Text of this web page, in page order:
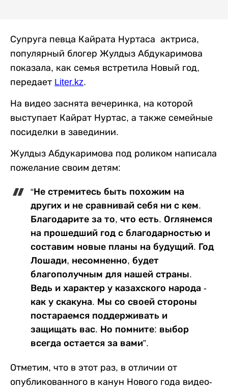
Супруга певца Кайрата Нуртаса актриса,
популярный блогер Жулдыз Абдукаримова
показала, как семья встретила Новый год,
передает Liter.kz.
На видео заснята вечеринка, на которой
выступает Кайрат Нуртас, а также семейные
посиделки в завединии.
Жулдыз Абдукаримова под роликом написала
пожелание своим детям:
“Не стремитесь быть похожим на
других и не сравнивай себя ни с кем.
Благодарите за то, что есть. Оглянемся
на прошедший год с благодарностью и
составим новые планы на будущий. Год
Лошади, несомненно, будет
благополучным для нашей страны.
Ведь и характер у казахского народа -
как у скакуна. Мы со своей стороны
постараемся поддерживать и
защищать вас. Но помните: выбор
всегда остается за вами”.
Отметим, что в этот раз, в отличии от
опубликованного в канун Нового года видео-